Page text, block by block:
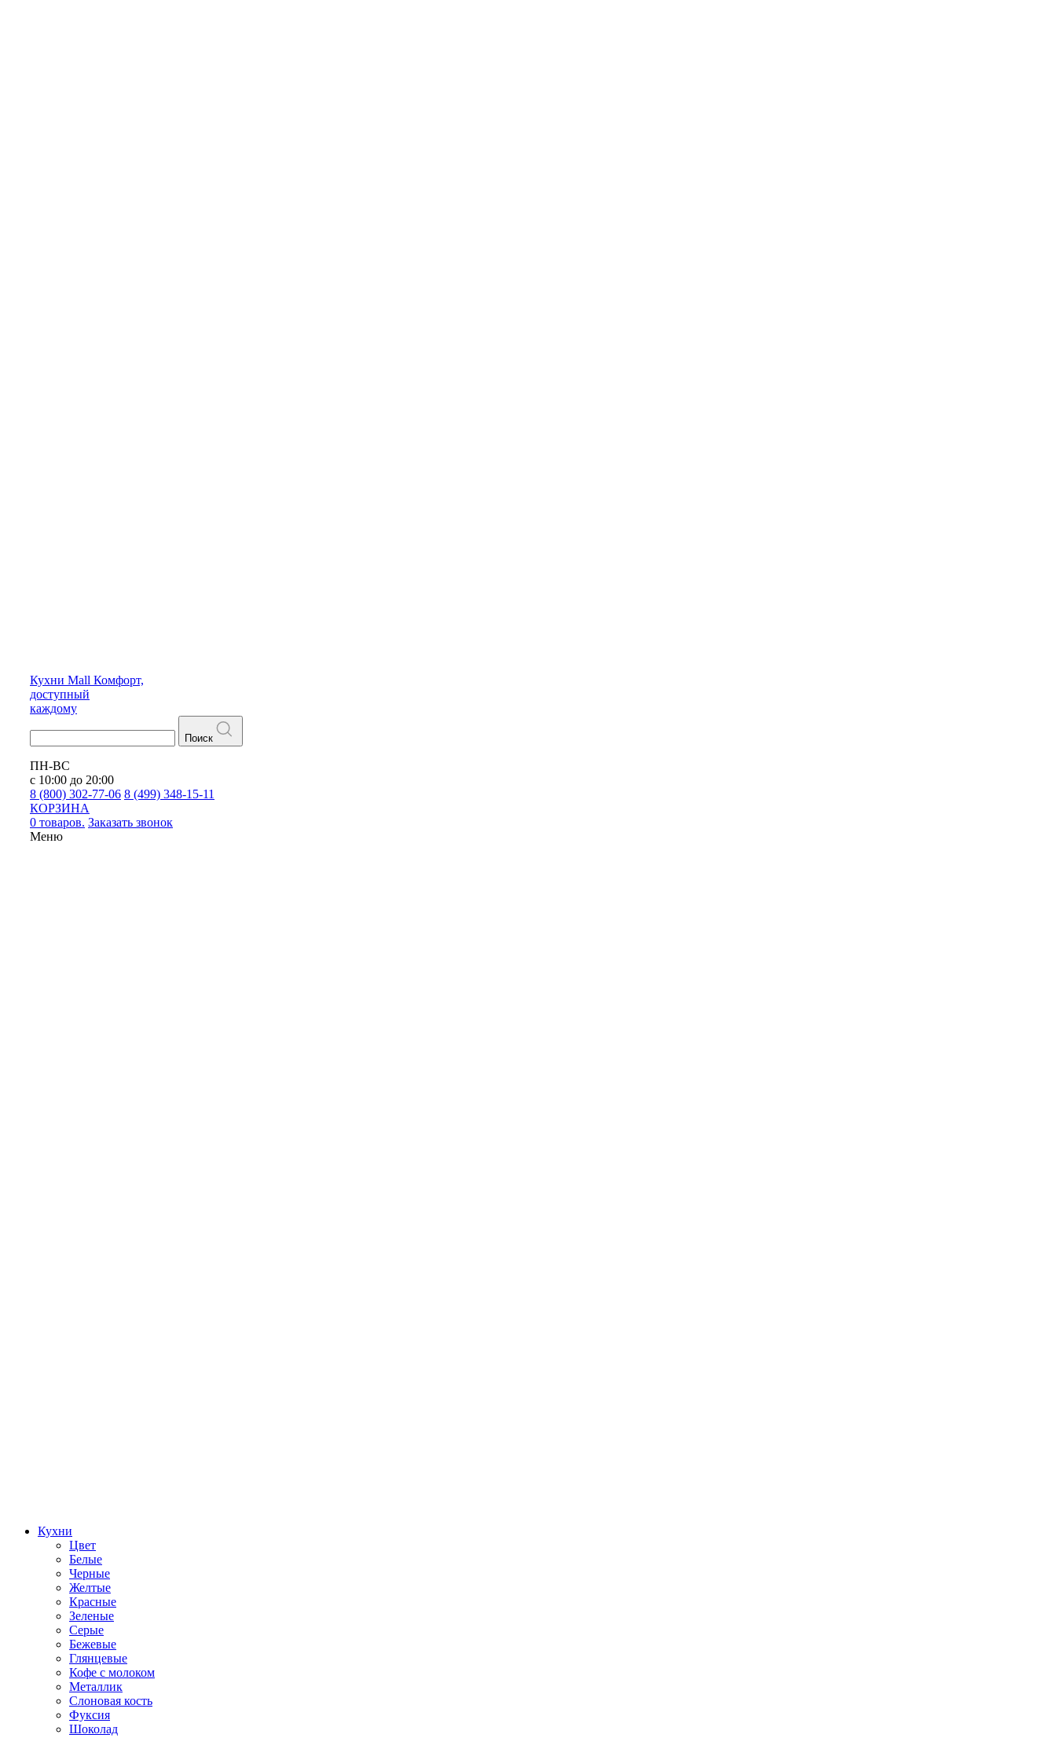
Кухни Mall Комфорт,
доступный
каждому
Поиск
ПН-ВС
с 10:00 до 20:00
8 (800) 302-77-06 8 (499) 348-15-11
КОРЗИНА
0 товаров. Заказать звонок
Меню
Кухни
Цвет
Белые
Черные
Желтые
Красные
Зеленые
Серые
Бежевые
Глянцевые
Кофе с молоком
Металлик
Слоновая кость
Фуксия
Шоколад